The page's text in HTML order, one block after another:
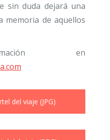
sin duda dejará una
memoria de aquellos
en
del viaje (JPG)